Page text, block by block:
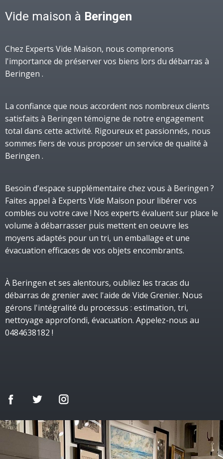
Vide maison à Beringen
Chez Experts Vide Maison, nous comprenons
l'importance de préserver vos biens lors du débarras à
Beringen .
La confiance que nous accordent nos nombreux clients
satisfaits à Beringen témoigne de notre engagement
total dans cette activité. Rigoureux et passionnés, nous
sommes fiers de vous proposer un service de qualité à
Beringen .
Besoin d'espace supplémentaire chez vous à Beringen ?
Faites appel à Experts Vide Maison pour libérer vos
combles ou votre cave ! Nos experts évaluent sur place le
volume à débarrasser puis mettent en oeuvre les
moyens adaptés pour un tri, un emballage et une
évacuation efficaces de vos objets encombrants.
À Beringen et ses alentours, oubliez les tracas du
débarras de grenier avec l'aide de Vide Grenier. Nous
gérons l'intégralité du processus : estimation, tri,
nettoyage approfondi, évacuation. Appelez-nous au
0484638182 !